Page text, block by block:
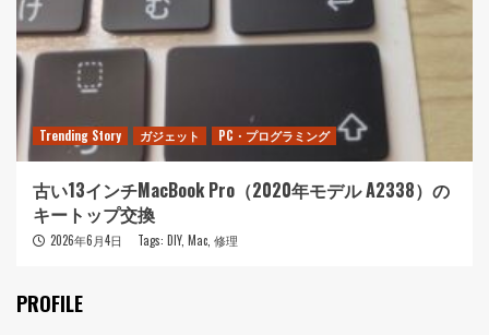
Trending Story ガジェット PC・プログラミング
古い13インチMacBook Pro（2020年モデル A2338）の
キートップ交換
2026年6月4日 Tags: DIY, Mac, 修理
PROFILE